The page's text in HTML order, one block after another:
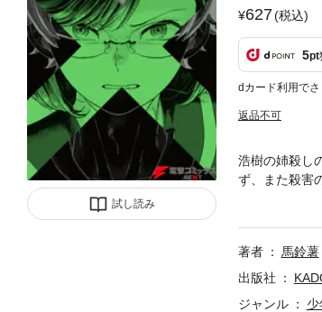
試し読み
627(税込)
5pt
dカード利用で
返品不可
浩樹の姉殺し
ず、また殺害
著者 馬鈴薯
出版社
ジャンル